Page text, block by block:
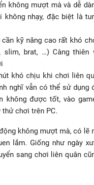
không mượt mà và dễ
nhạy, đặc biệt là
cần kỹ năng cao rất khó
slim, brat, …) Càng thiên
khó chịu khi chơi liên
nghĩ vẫn có thể sử dụng
không được tốt, vào
thử chơi trên PC.
không mượt mà, có lẽ
lắm. Giống như ngày
sang chơi liên quân